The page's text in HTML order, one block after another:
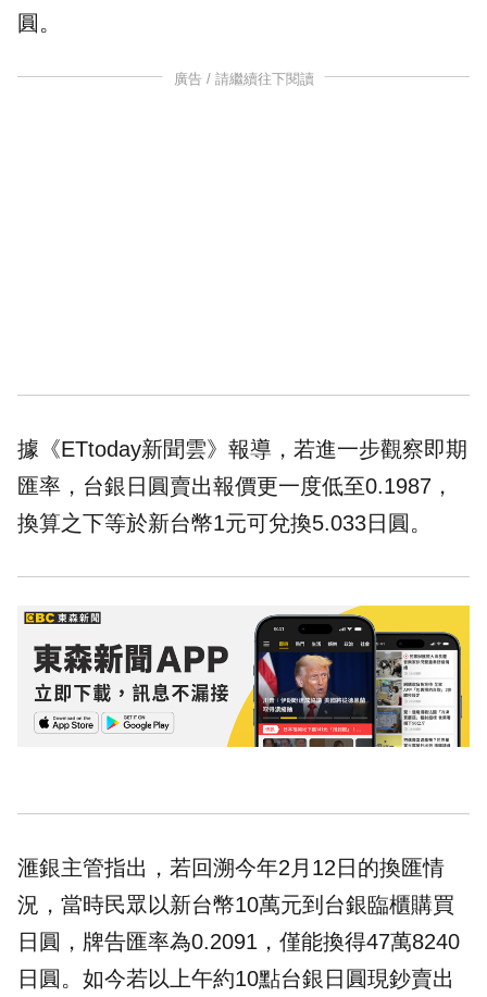
圓。
廣告 / 請繼續往下閱讀
據《ETtoday新聞雲》報導，若進一步觀察即期
匯率，台銀日圓賣出報價更一度低至0.1987，
換算之下等於新台幣1元可兌換5.033日圓。
滙銀主管指出，若回溯今年2月12日的換匯情
況，當時民眾以新台幣10萬元到台銀臨櫃購買
日圓，牌告匯率為0.2091，僅能換得47萬8240
日圓。如今若以上午約10點台銀日圓現鈔賣出